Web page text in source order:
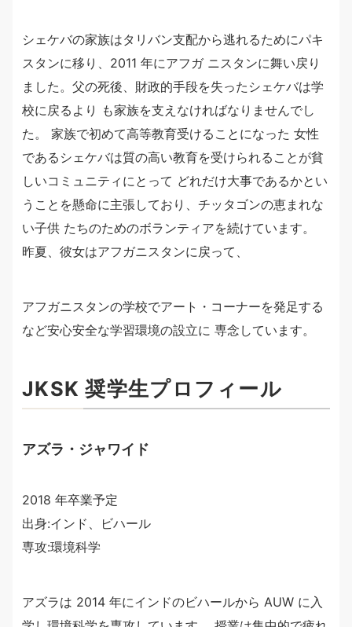
シェケバの家族はタリバン支配から逃れるためにパキ
スタンに移り、2011 年にアフガ ニスタンに舞い戻り
ました。父の死後、財政的手段を失ったシェケバは学
校に戻るより も家族を支えなければなりませんでし
た。 家族で初めて高等教育受けることになった 女性
であるシェケバは質の高い教育を受けられることが貧
しいコミュニティにとって どれだけ大事であるかとい
うことを懸命に主張しており、チッタゴンの恵まれな
い子供 たちのためのボランティアを続けています。
昨夏、彼女はアフガニスタンに戻って、
アフガニスタンの学校でアート・コーナーを発足する
など安心安全な学習環境の設立に 専念しています。
JKSK 奨学生プロフィール
アズラ・ジャワイド
2018 年卒業予定
出身:インド、ビハール
専攻:環境科学
アズラは 2014 年にインドのビハールから AUW に入